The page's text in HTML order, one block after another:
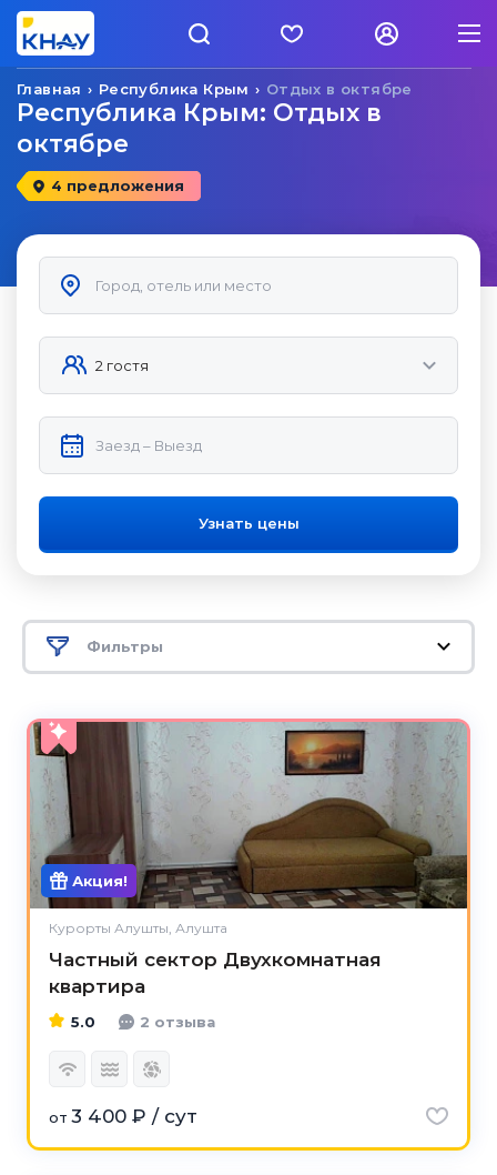
Отдых в октябре
Республика Крым
Главная
Республика Крым: Отдых в
октябре
4 предложения
Узнать цены
Фильтры
Акция!
Курорты Алушты, Алушта
Частный сектор Двухкомнатная
квартира
5.0
5.0 2 отзыва
от 3 400 ₽ / сут